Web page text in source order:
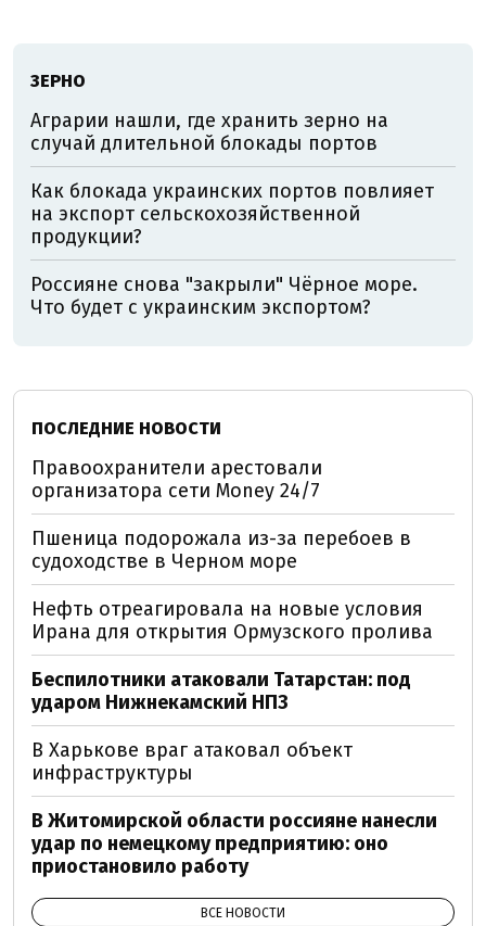
ЗЕРНО
Аграрии нашли, где хранить зерно на
случай длительной блокады портов
Как блокада украинских портов повлияет
на экспорт сельскохозяйственной
продукции?
Россияне снова "закрыли" Чёрное море.
Что будет с украинским экспортом?
ПОСЛЕДНИЕ НОВОСТИ
Правоохранители арестовали
организатора сети Money 24/7
Пшеница подорожала из-за перебоев в
судоходстве в Черном море
Нефть отреагировала на новые условия
Ирана для открытия Ормузского пролива
Беспилотники атаковали Татарстан: под
ударом Нижнекамский НПЗ
В Харькове враг атаковал объект
инфраструктуры
В Житомирской области россияне нанесли
удар по немецкому предприятию: оно
приостановило работу
ВСЕ НОВОСТИ